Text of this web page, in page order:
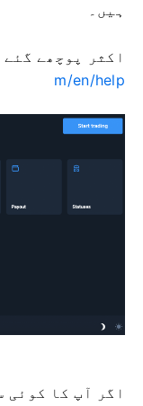
ہیں۔
اکثر پوچھے گئے
m/en/help
اگر آپ کا کوئی